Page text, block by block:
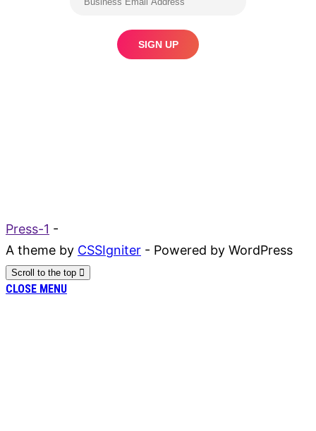
Press-1 -
A theme by CSSIgniter - Powered by WordPress
Scroll to the top
CLOSE MENU